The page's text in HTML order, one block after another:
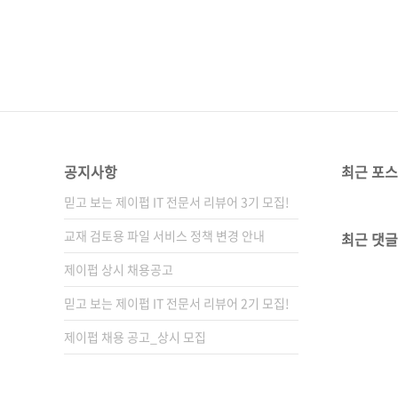
공지사항
믿고 보는 제이펍 IT 전문서 리뷰어 3기 모집!
교재 검토용 파일 서비스 정책 변경 안내
제이펍 상시 채용공고
믿고 보는 제이펍 IT 전문서 리뷰어 2기 모집!
제이펍 채용 공고_상시 모집
최근 포
최근 댓글